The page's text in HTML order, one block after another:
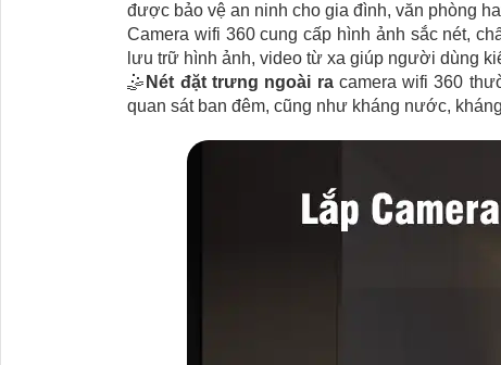
được bảo vệ an ninh cho gia đình, văn phòng
Camera wifi 360 cung cấp hình ảnh sắc nét,
lưu trữ hình ảnh, video từ xa giúp người dùng
🤹 Nét đặt trưng ngoài ra camera wifi 360
quan sát ban đêm, cũng như kháng nước,